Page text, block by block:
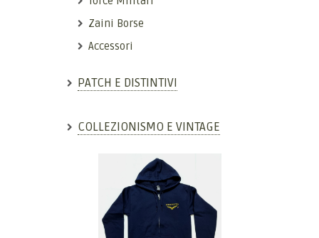
Zaini Borse
Accessori
PATCH E DISTINTIVI
COLLEZIONISMO E VINTAGE